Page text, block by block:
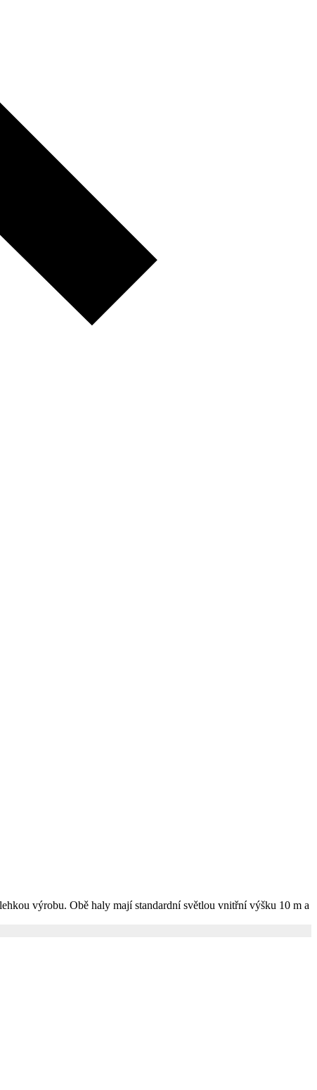
výrobu. Obě haly mají standardní světlou vnitřní výšku 10 m a